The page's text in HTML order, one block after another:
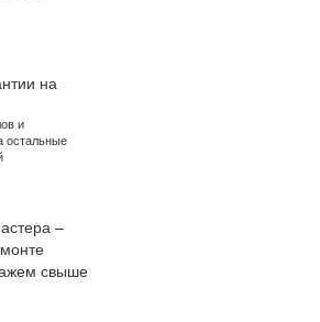
на
и
остальные
–
свыше